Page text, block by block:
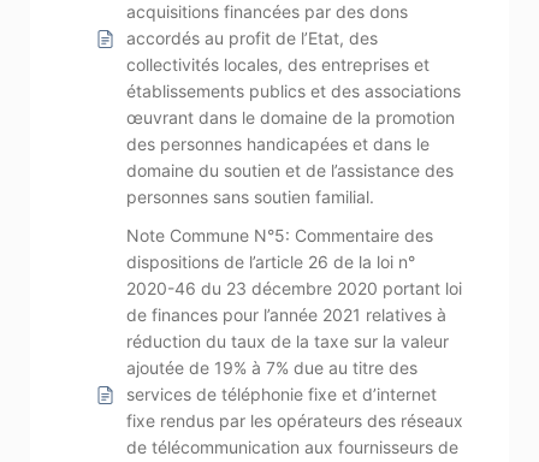
acquisitions financées par des dons
accordés au profit de l’Etat, des
collectivités locales, des entreprises et
établissements publics et des associations
œuvrant dans le domaine de la promotion
des personnes handicapées et dans le
domaine du soutien et de l’assistance des
personnes sans soutien familial.
Note Commune N°5: Commentaire des
dispositions de l’article 26 de la loi n°
2020-46 du 23 décembre 2020 portant loi
de finances pour l’année 2021 relatives à
réduction du taux de la taxe sur la valeur
ajoutée de 19% à 7% due au titre des
services de téléphonie fixe et d’internet
fixe rendus par les opérateurs des réseaux
de télécommunication aux fournisseurs de